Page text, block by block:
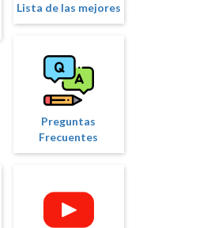
Lista de las mejores
Preguntas
Frecuentes